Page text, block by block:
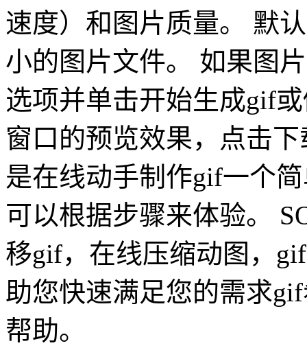
速度）和图片质量。 默
小的图片文件。 如果图
选项并单击开始生成gif
窗口的预览效果，点击
是在线动手制作gif一个
可以根据步骤来体验。
移gif，在线压缩动图，
助您快速满足您的需求
帮助。